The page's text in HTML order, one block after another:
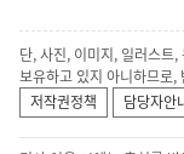
단, 사진, 이미지, 일러스트
보유하고 있지 아니하므로,
저작권정책
담당자안